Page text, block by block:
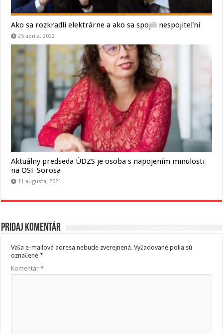
Ako sa rozkradli elektrárne a ako sa spojili nespojiteľní
25 apríla, 2022
Aktuálny predseda ÚDZS je osoba s napojením minulosti
na OSF Sorosa
11 augusta, 2021
Pridaj komentár
Vaša e-mailová adresa nebude zverejnená. Vyžadované polia sú
označené*
Komentár*